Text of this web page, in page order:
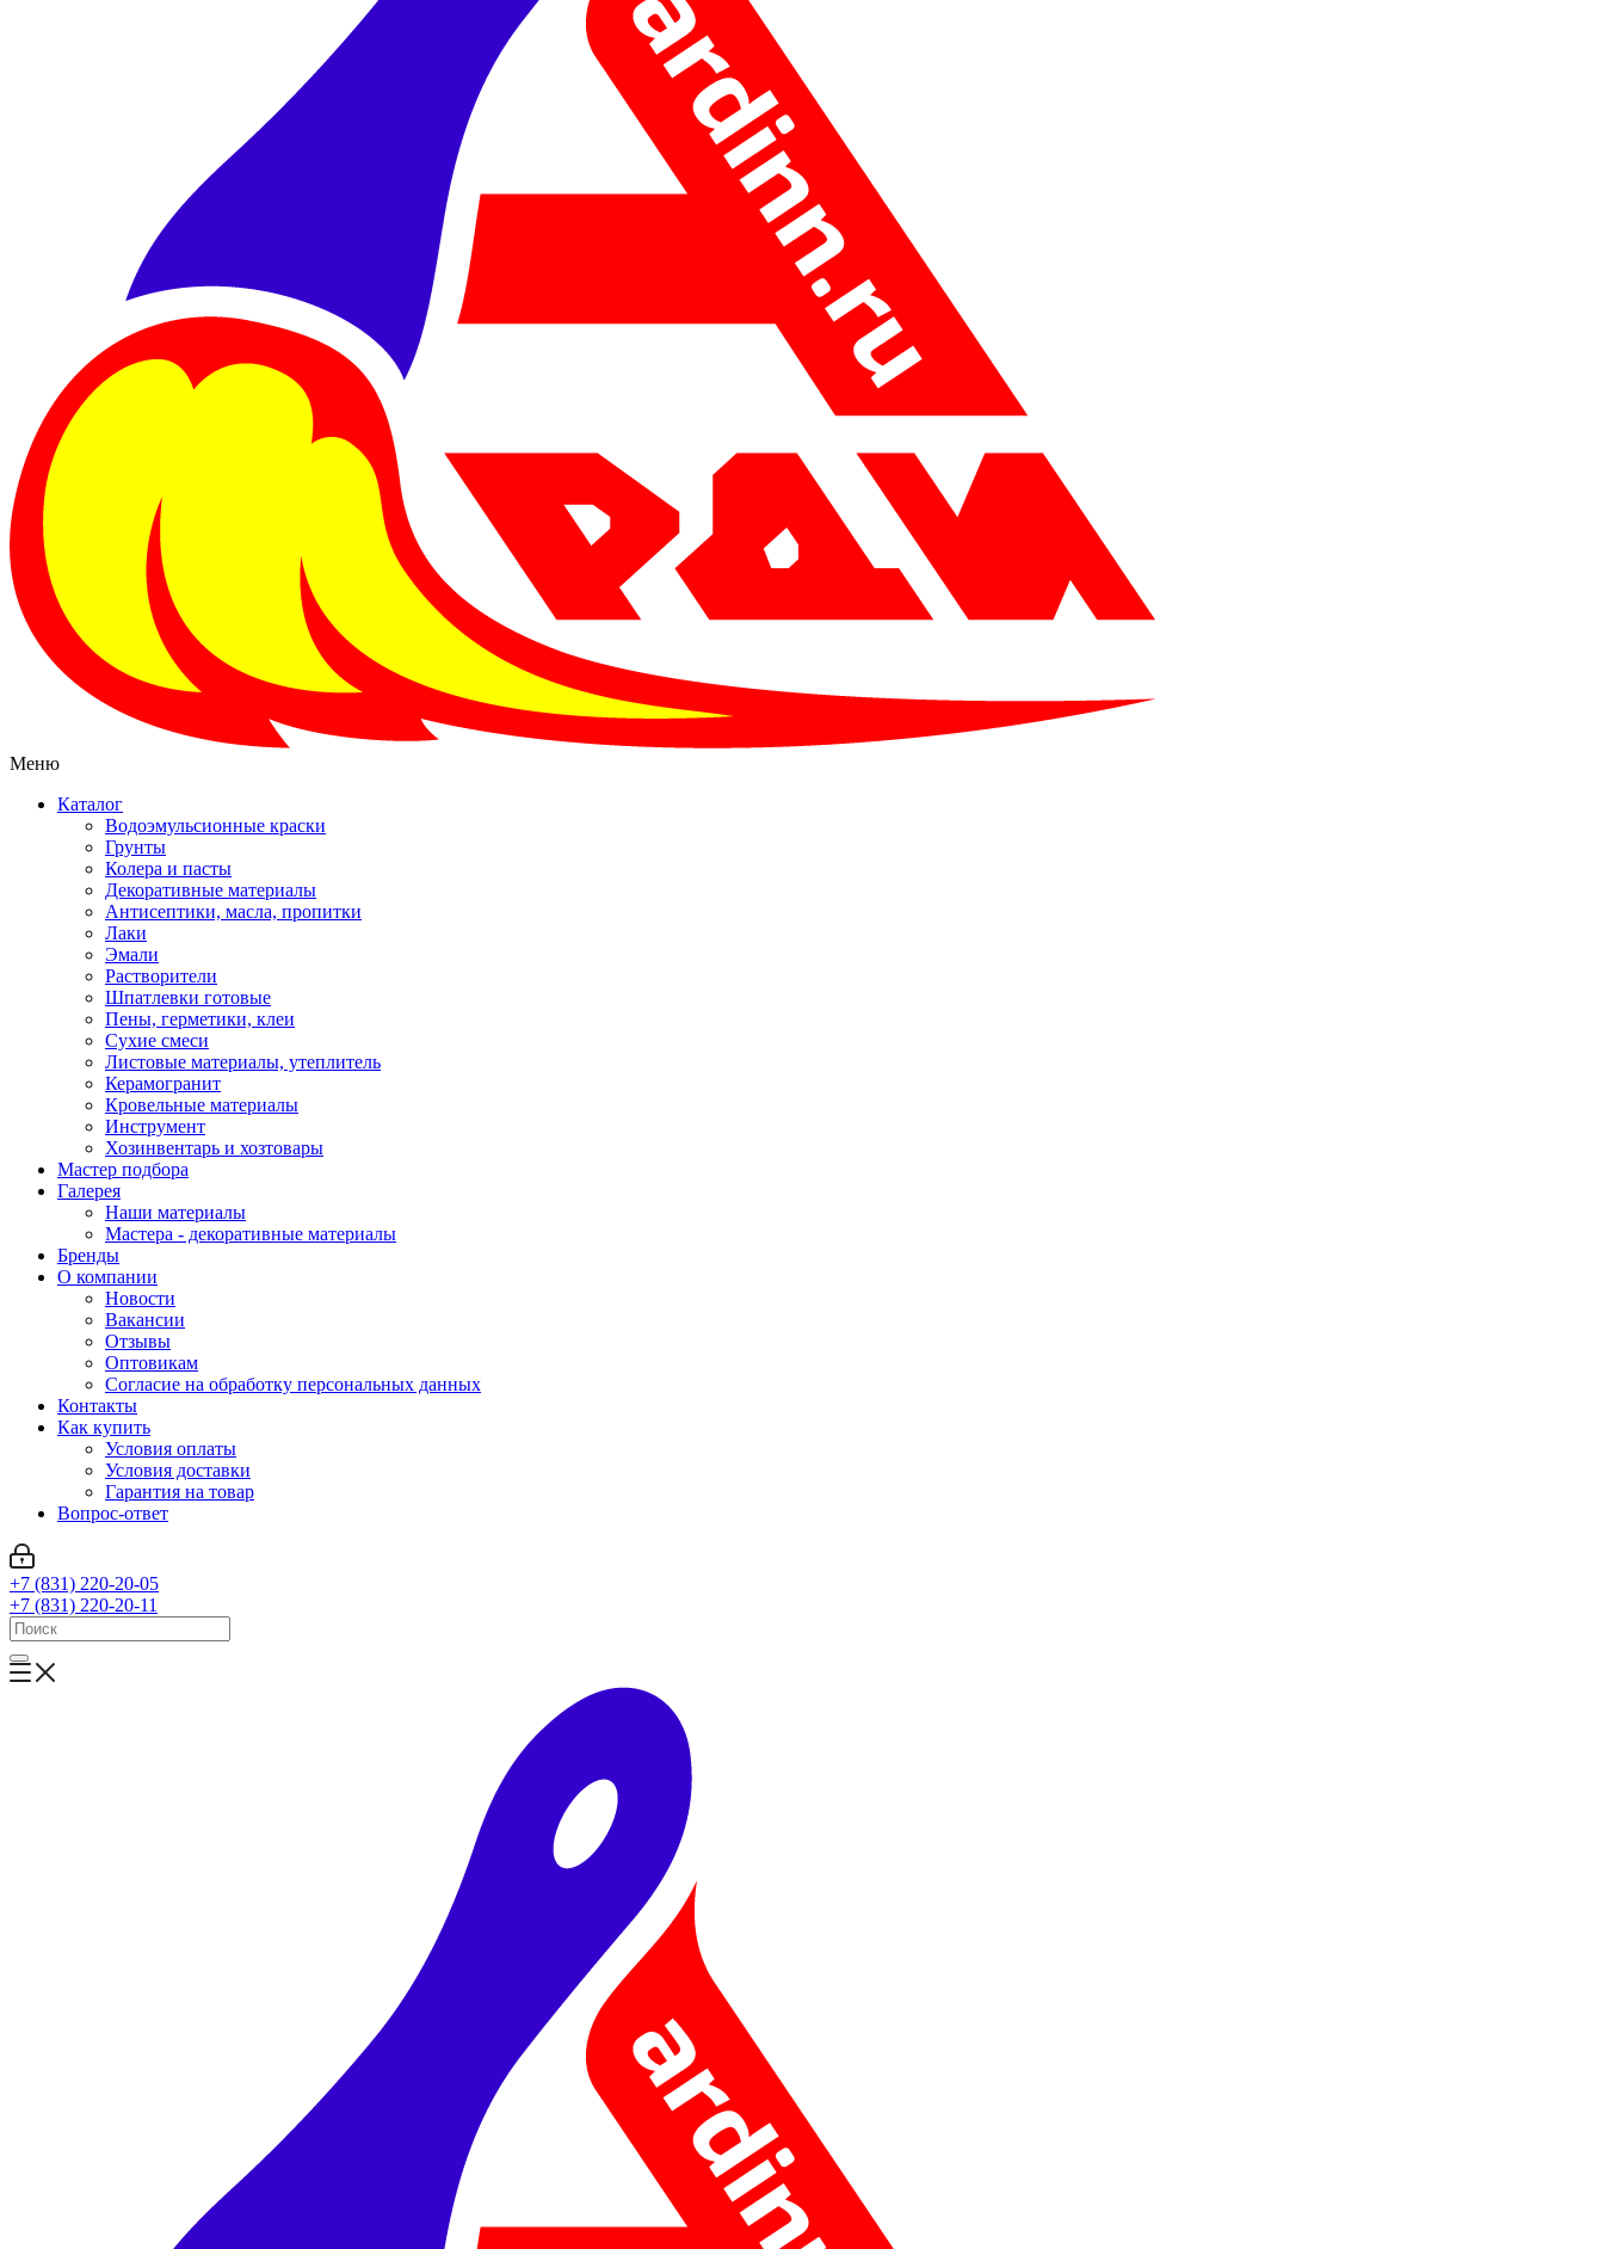
Меню
Каталог
Водоэмульсионные краски
Грунты
Колера и пасты
Декоративные материалы
Антисептики, масла, пропитки
Лаки
Эмали
Растворители
Шпатлевки готовые
Пены, герметики, клеи
Сухие смеси
Листовые материалы, утеплитель
Керамогранит
Кровельные материалы
Инструмент
Хозинвентарь и хозтовары
Мастер подбора
Галерея
Наши материалы
Мастера - декоративные материалы
Бренды
О компании
Новости
Вакансии
Отзывы
Оптовикам
Cогласие на обработку персональных данных
Контакты
Как купить
Условия оплаты
Условия доставки
Гарантия на товар
Вопрос-ответ
+7 (831) 220-20-05
+7 (831) 220-20-11